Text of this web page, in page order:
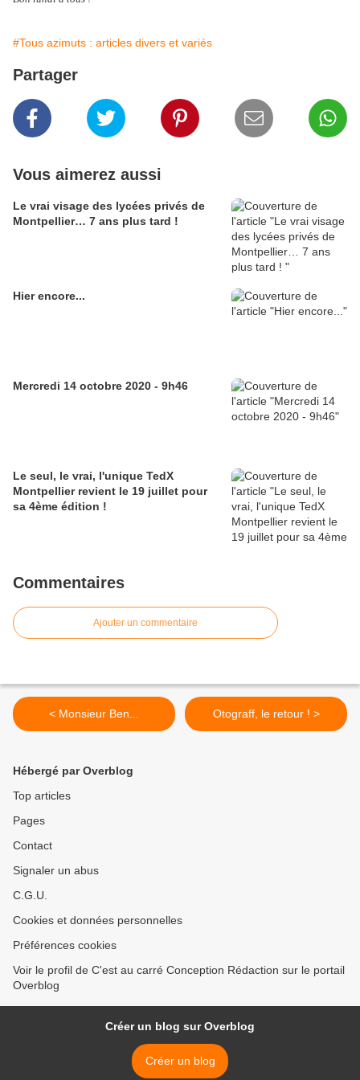
#Tous azimuts : articles divers et variés
Partager
Vous aimerez aussi
Le vrai visage des lycées privés de
Montpellier… 7 ans plus tard !
Hier encore...
Mercredi 14 octobre 2020 - 9h46
Le seul, le vrai, l'unique TedX
Montpellier revient le 19 juillet pour
sa 4ème édition !
Commentaires
Ajouter un commentaire
< Monsieur Ben... Otograff, le retour ! >
Hébergé par Overblog
Top articles
Pages
Contact
Signaler un abus
C.G.U.
Cookies et données personnelles
Préférences cookies
Voir le profil de C'est au carré Conception Rédaction sur le portail
Overblog
Créer un blog sur Overblog
Créer un blog